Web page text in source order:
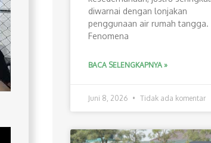
diwarnai dengan lonjakan
penggunaan air rumah tangga.
Fenomena
BACA SELENGKAPNYA »
Juni 8, 2026 Tidak ada komentar